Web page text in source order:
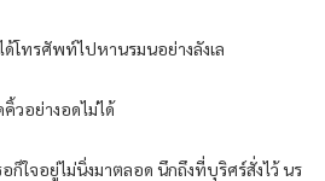
โทรศัพท์ไปหานรมนอย่างลังเล
วอย่างอดไม่ได้
ก็ใจอยู่ไม่นิ่งมาตลอด นึกถึงที่บุริศร์สั่งไว้ นร